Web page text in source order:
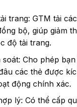
trang: GTM tải
bộ, giúp giảm
độ tải trang.
soát: Cho phép
các thẻ được
động chính xác.
lý: Có thể cấp